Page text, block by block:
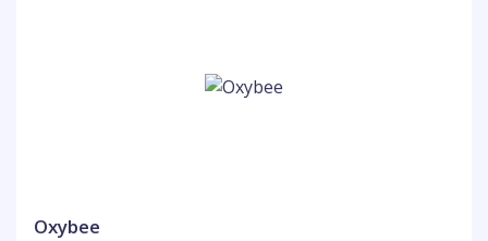
Oxybee